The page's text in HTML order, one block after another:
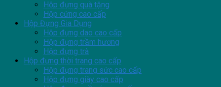
Hộp đựng quà tặng
Hộp cứng cao cấp
Hộp Đựng Gia Dụng
Hộp đựng dao cao cấp
Hộp đựng trầm hương
Hộp đựng trà
Hộp đựng thời trang cao cấp
Hộp đựng trang sức cao cấp
Hộp đựng giày cao cấp